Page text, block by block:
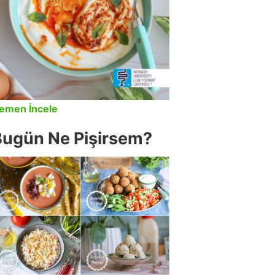
İncele
Ne Pişirsem?